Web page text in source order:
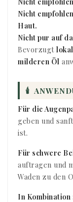
Nicht
Haut.
Nicht pur auf
Bevorzugt lokal
milderen Öl
🕯
Für die
geben und
ist.
Für schwere
auftragen und
Waden zu den
In Kombination